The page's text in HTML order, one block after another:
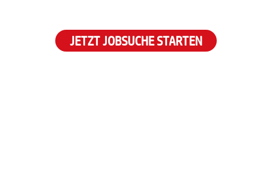
JETZT JOBSUCHE STARTEN